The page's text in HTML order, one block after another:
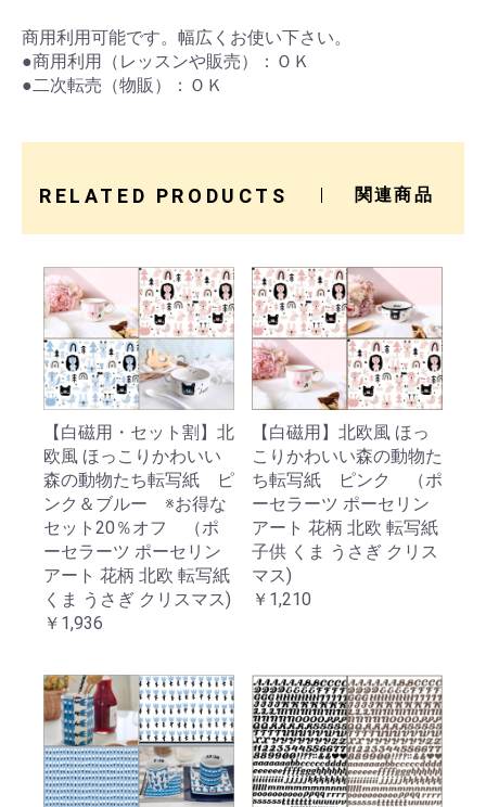
商用利用可能です。幅広くお使い下さい。
●商用利用（レッスンや販売）：ＯＫ
●二次転売（物販）：ＯＫ
RELATED PRODUCTS 関連商品
【白磁用・セット割】北
欧風 ほっこりかわいい
森の動物たち転写紙 ピ
ンク＆ブルー ※お得な
セット20％オフ （ポ
ーセラーツ ポーセリン
アート 花柄 北欧 転写紙
くま うさぎ クリスマス)
￥1,936
【白磁用】北欧風 ほっ
こりかわいい森の動物た
ち転写紙 ピンク （ポ
ーセラーツ ポーセリン
アート 花柄 北欧 転写紙
子供 くま うさぎ クリス
マス)
￥1,210